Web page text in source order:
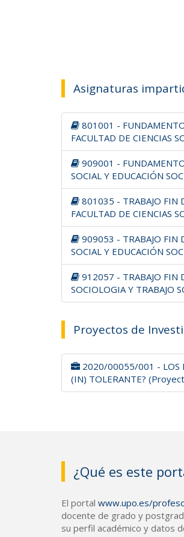
Asignaturas
801001 -
FACULTAD DE CIENCIAS
909001 -
SOCIAL Y EDUCACIÓN
801035 - TRABAJO FIN
FACULTAD DE CIENCIAS
909053 - TRABAJO FIN
SOCIAL Y EDUCACIÓN
912057 - TRABAJO FIN
SOCIOLOGIA Y TRABAJO
Proyectos de
2020/00055/001 - LOS
(IN) TOLERANTE?
¿Qué es este
El portal www.upo.es/
docente de grado y
su perfil académico y datos